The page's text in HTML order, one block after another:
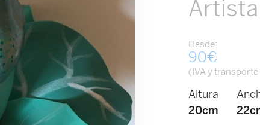
Artista
Desde:
90€
(IVA y
Altura
20cm